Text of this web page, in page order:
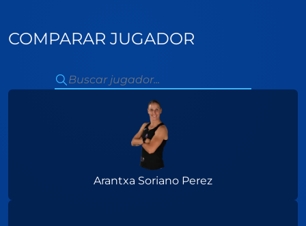
COMPARAR JUGADOR
Arantxa Soriano Perez